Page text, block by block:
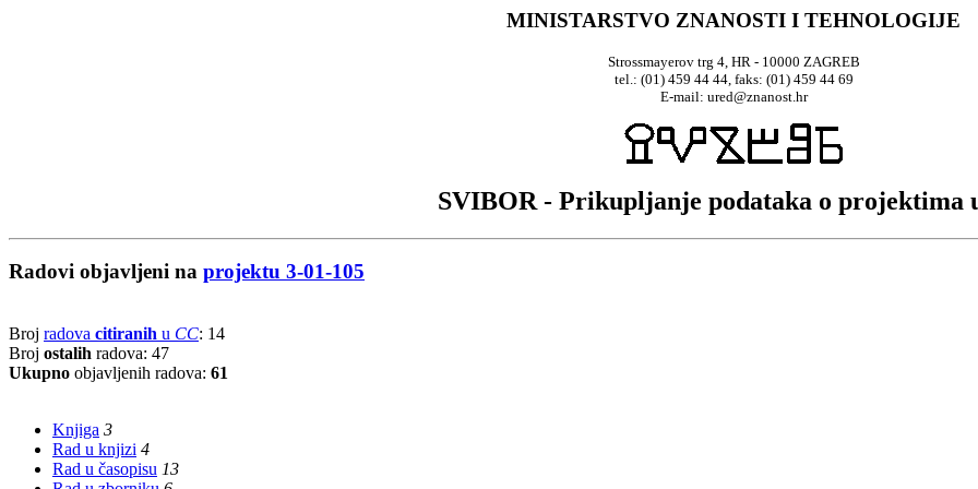
MINISTARSTVO ZNANOSTI I TEHNOLOGIJE
Strossmayerov trg 4, HR - 10000 ZAGREB
tel.: (01) 459 44 44, faks: (01) 459 44 69
E-mail: ured@znanost.hr
SVIBOR - Prikupljanje podataka o projektima
Radovi objavljeni na projektu 3-01-105
Broj radova citiranih u CC: 14
Broj ostalih radova: 47
Ukupno objavljenih radova: 61
Knjiga 3
Rad u knjizi 4
Rad u časopisu 13